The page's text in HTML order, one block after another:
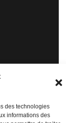
des technologies
informations des